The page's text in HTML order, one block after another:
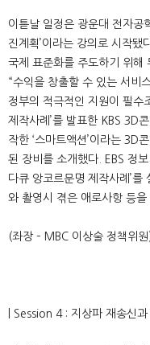
이튿날 일정은 광운대 전자공
진계획’이라는 강의로 시작
국제 표준화를 주도하기 위해
“수익을 창출할 수 있는 서비
정부의 적극적인 지원이 필수
제작사례’를 발표한 KBS 3D
작한 ‘스마트액션’이라는 3D
된 장비를 소개했다. EBS 정
다큐 앙코르문명 제작사례’를
와 촬영시 겪은 애로사항 등을
(좌장 – MBC 이상술 정책위원
| Session 4 : 지상파 재송신